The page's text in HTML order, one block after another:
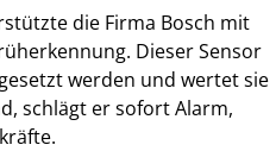
die Firma Bosch mit
Dieser Sensor
werden und wertet sie
schlägt er sofort Alarm,